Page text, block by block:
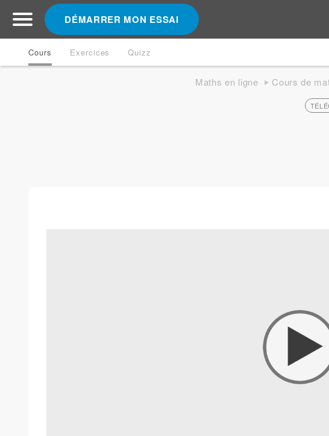
DÉMARRER MON ESSAI
Cours Exercices Quizz
Maths en ligne Cours de